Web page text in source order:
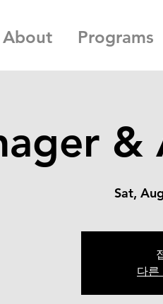
About Programs
Sat,
다른